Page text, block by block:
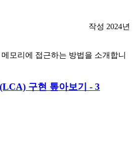
작성 2024년
모리에 접근하는 방법을 소개합니
구현 톺아보기 - 3